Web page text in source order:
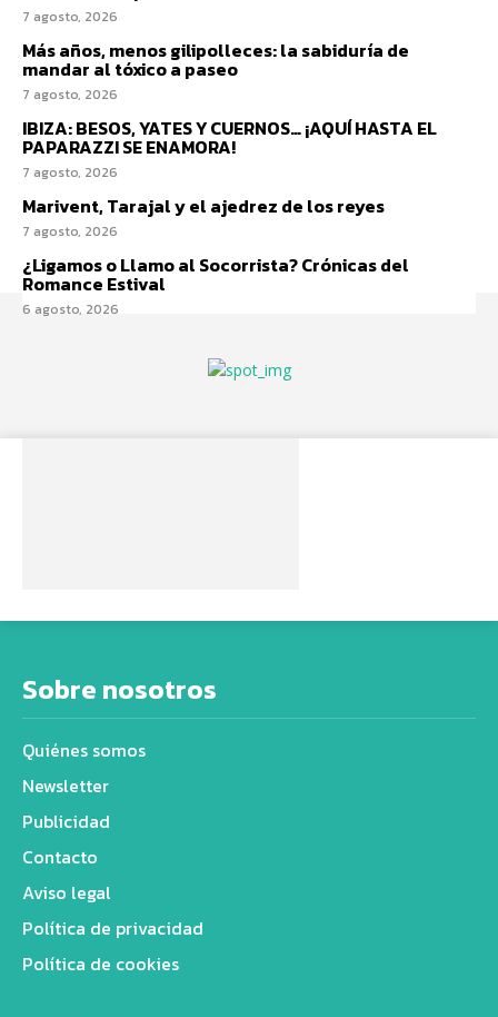
7 agosto, 2026
Más años, menos gilipolleces: la sabiduría de
mandar al tóxico a paseo
7 agosto, 2026
IBIZA: BESOS, YATES Y CUERNOS… ¡AQUÍ HASTA EL
PAPARAZZI SE ENAMORA!
7 agosto, 2026
Marivent, Tarajal y el ajedrez de los reyes
7 agosto, 2026
¿Ligamos o Llamo al Socorrista? Crónicas del
Romance Estival
6 agosto, 2026
Sobre nosotros
Quiénes somos
Newsletter
Publicidad
Contacto
Aviso legal
Política de privacidad
Política de cookies